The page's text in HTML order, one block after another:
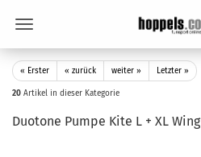
« Erster « zurück weiter » Letzter »
20 Artikel in dieser Kategorie
Duotone Pumpe Kite L + XL Wing